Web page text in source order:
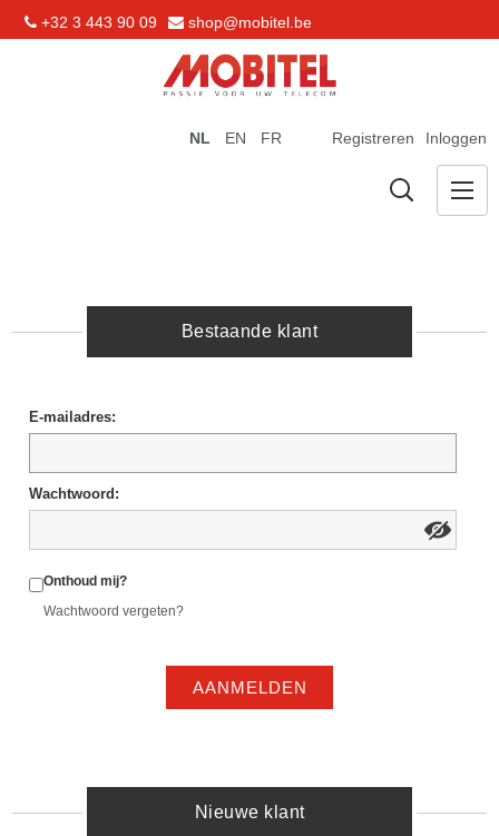
+32 3 443 90 09 shop@mobitel.be
Registreren Inloggen
NL EN FR
Bestaande klant
E-mailadres:
Wachtwoord:
Onthoud mij?
Wachtwoord vergeten?
AANMELDEN
Nieuwe klant